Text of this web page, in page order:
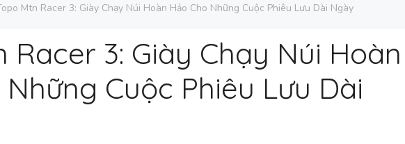
Mtn Racer 3: Giày Chạy Núi Hoàn Hảo Cho Những Cuộc Phiêu Lưu Dài Ngày
Racer 3: Giày Chạy Núi Hoàn
Cuộc Phiêu Lưu Dài